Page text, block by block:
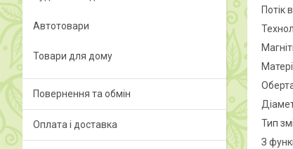
Потік
Тип
З
Автотовари
Товари для дому
Повернення та обмін
Оплата і доставка